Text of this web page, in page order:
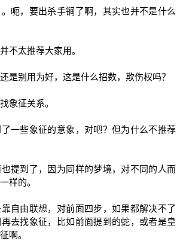
呃，要出杀手锏了啊，其实也并不是什么
不太推荐大家用。
是别用为好，这是什么招数，欺伤权吗？
象征关系。
一些象征的意象，对吧？但为什么不推荐
提到了，因为同样的梦境，对不同的人而
样的。
自由联想，对前面四步，如果都解决不了
去找象征，比如前面提到的蛇，或者是皇
啊。